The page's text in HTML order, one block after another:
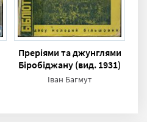
Преріями та джунглями
Біробіджану (вид. 1931)
Іван Багмут